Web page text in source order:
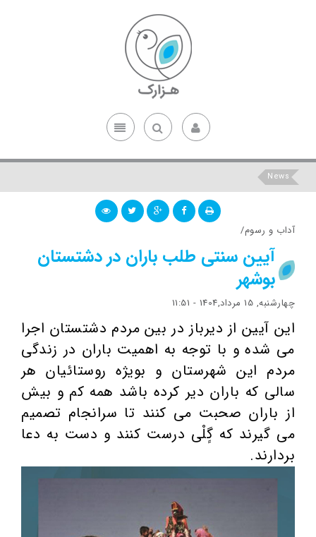
News
آداب و رسوم/
آیین سنتی طلب باران در دشتستان
بوشهر
چهارشنبه, 15 مرداد,1404 - 11:51
این آیین از دیرباز در بین مردم دشتستان اجرا
می شده و با توجه به اهمیت باران در زندگی
مردم این شهرستان و بویژه روستائیان هر
سالی كه باران دیر كرده باشد همه كم و بیش
از باران صحبت می كنند تا سرانجام تصمیم
می گیرند كه گٍلْی درست كنند و دست به دعا
بردارند.